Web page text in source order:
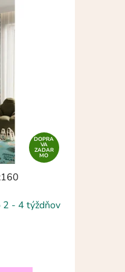
DOPRA
VA
ZADAR
MO
2 - 4 týždňov